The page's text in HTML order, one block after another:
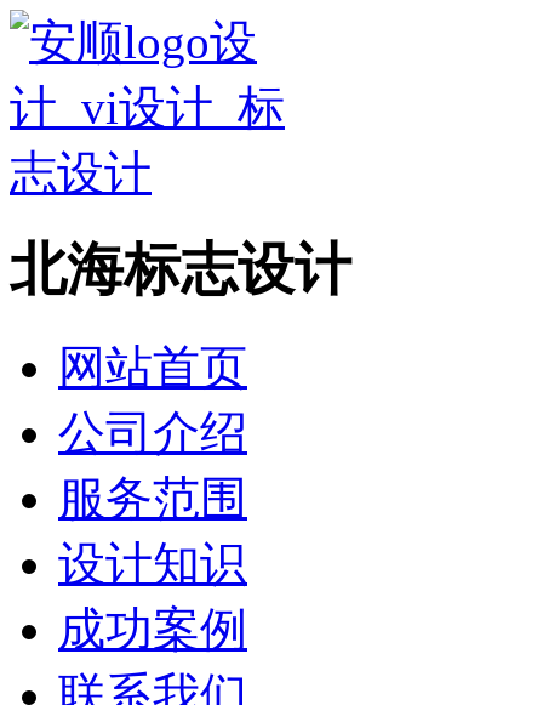
北海标志设计
网站首页
公司介绍
服务范围
设计知识
成功案例
联系我们